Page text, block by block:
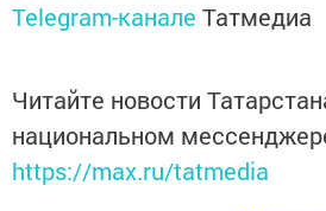
Telegram-канале Татмедиа
Читайте новости
национальном
https://max.ru/tatmedia